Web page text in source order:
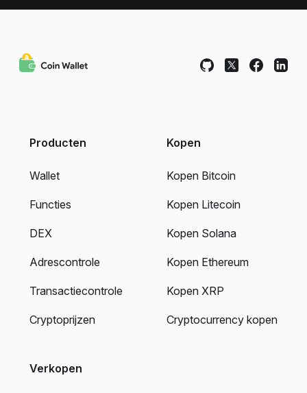
Producten
Wallet
Functies
DEX
Adrescontrole
Transactiecontrole
Cryptoprijzen
Kopen
Kopen Bitcoin
Kopen Litecoin
Kopen Solana
Kopen Ethereum
Kopen XRP
Cryptocurrency kopen
Verkopen